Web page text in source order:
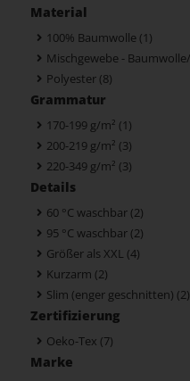
Material
100% Baumwolle(1)
Mischgewebe -
Polyester(8)
Grammatur
170-199 g/m² (1)
200-219 g/m² (3)
220-349 g/m² (3)
Details
60 °C waschbar(2)
95 °C waschbar(2)
Größer als XXL (4)
Kurzarm (2)
Slim (enger geschnitten) (2)
Zertifizierung
Oeko-Tex (7)
Marke